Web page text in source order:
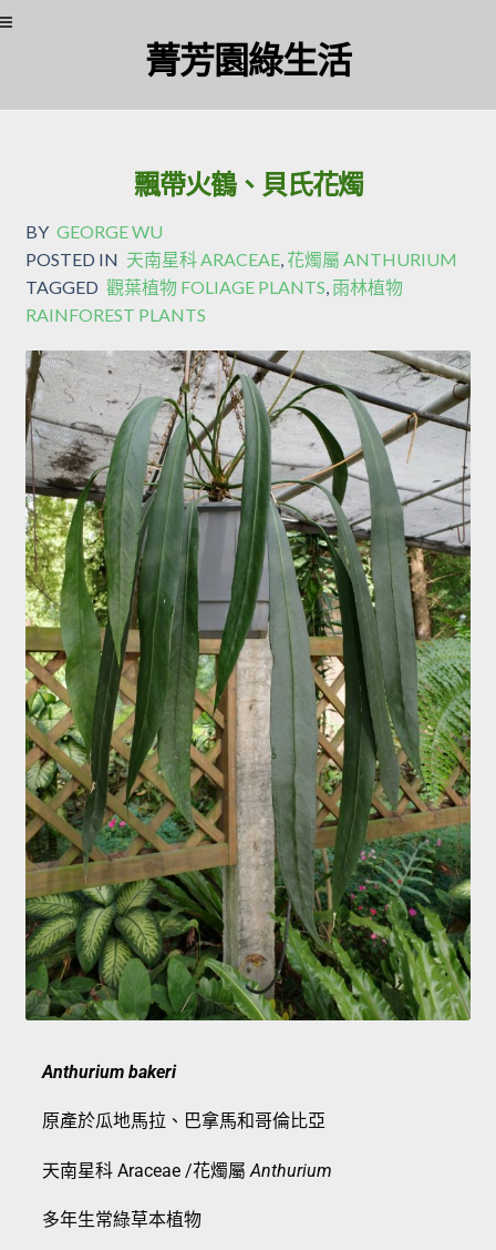
菁芳園綠生活
飄帶火鶴、貝氏花燭
BY GEORGE WU
POSTED IN 天南星科 ARACEAE, 花燭屬 ANTHURIUM
TAGGED 觀葉植物 FOLIAGE PLANTS, 雨林植物
RAINFOREST PLANTS
Anthurium bakeri
原產於瓜地馬拉、巴拿馬和哥倫比亞
天南星科 Araceae /花燭屬Anthurium
多年生常綠草本植物